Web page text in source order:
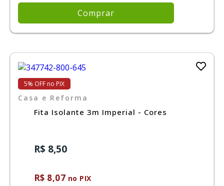
Comprar
5% OFF no PIX
Casa e Reforma
Fita Isolante 3m Imperial - Cores
R$ 8,50
R$ 8,07 no PIX